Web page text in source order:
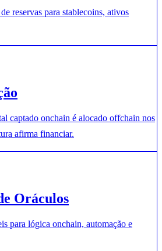
reservas para stablecoins, ativos
captado onchain é alocado offchain nos
afirma financiar.
Oráculos
para lógica onchain, automação e